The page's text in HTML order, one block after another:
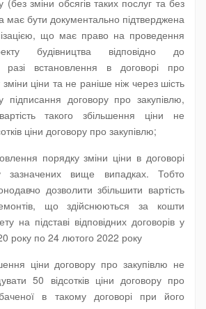
(без зміни обсягів таких послуг та без
має бути документально підтверджена
що має право на проведення
будівництва відповідно до
разі встановлення в договорі про
ціни та не раніше ніж через шість
підписання договору про закупівлю,
такого збільшення ціни не
ціни договору про закупівлю;
порядку зміни ціни в договорі
зазначених вище випадках. Тобто
дозволити збільшити вартість
що здійснюються за кошти
на підставі відповідних договорів у
року по 24 лютого 2022 року
ціни договору про закупівлю не
50 відсотків ціни договору про
в такому договорі при його